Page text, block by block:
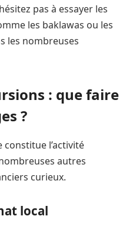
pas à essayer les
les baklawas ou les
les nombreuses
: que faire
?
l’activité
autres
curieux.
local